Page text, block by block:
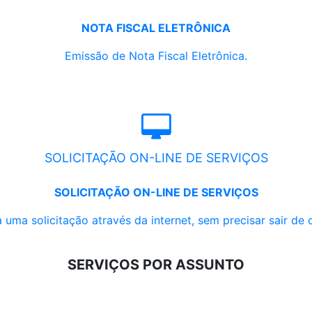
NOTA FISCAL ELETRÔNICA
Emissão de Nota Fiscal Eletrônica.
SOLICITAÇÃO ON-LINE DE SERVIÇOS
SOLICITAÇÃO ON-LINE DE SERVIÇOS
uma solicitação através da internet, sem precisar sair de
SERVIÇOS POR ASSUNTO